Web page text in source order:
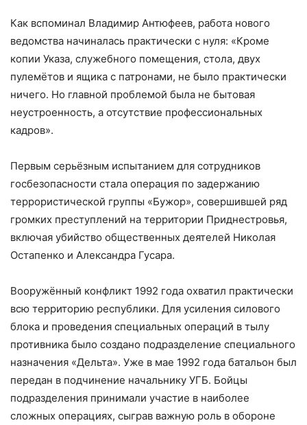
Как вспоминал Владимир Антюфеев, работа нового
ведомства начиналась практически с нуля: «Кроме
копии Указа, служебного помещения, стола, двух
пулемётов и ящика с патронами, не было практически
ничего. Но главной проблемой была не бытовая
неустроенность, а отсутствие профессиональных
кадров».
Первым серьёзным испытанием для сотрудников
госбезопасности стала операция по задержанию
террористической группы «Бужор», совершившей ряд
громких преступлений на территории Приднестровья,
включая убийство общественных деятелей Николая
Остапенко и Александра Гусара.
Вооружённый конфликт 1992 года охватил практически
всю территорию республики. Для усиления силового
блока и проведения специальных операций в тылу
противника было создано подразделение специального
назначения «Дельта». Уже в мае 1992 года батальон был
передан в подчинение начальнику УГБ. Бойцы
подразделения принимали участие в наиболее
сложных операциях, сыграв важную роль в обороне